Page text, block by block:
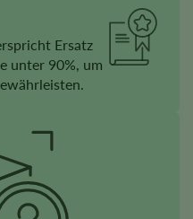
Ersatz
unter 90%, um